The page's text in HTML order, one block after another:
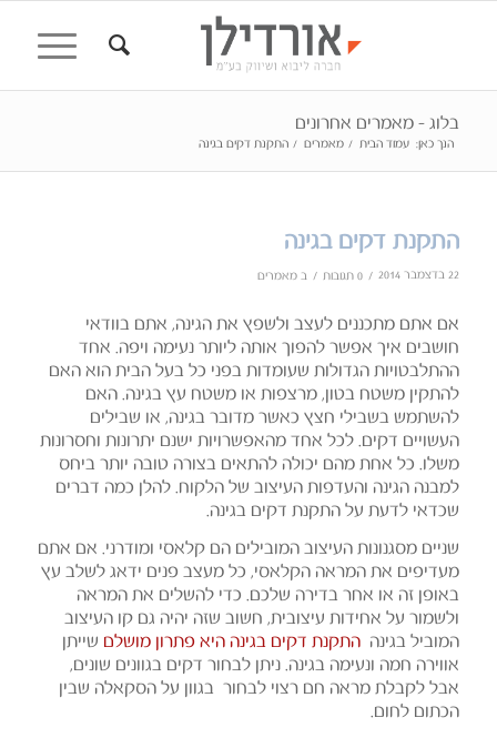
בלוג - מאמרים אחרונים
הנך כאן: עמוד הבית / מאמרים / התקנת דקים בגינה
התקנת דקים בגינה
22 בדצמבר 2014 / 0 תגובות / ב מאמרים
אם אתם מתכננים לעצב ולשפץ את הגינה, אתם בוודאי
חושבים איך אפשר להפוך אותה ליותר נעימה ויפה. אחד
ההתלבטויות הגדולות שעומדות בפני כל בעל הבית הוא האם
להתקין משטח בטון, מרצפות או משטח עץ בגינה. האם
להשתמש בשבילי חצץ כאשר מדובר בגינה, או שבילים
העשויים דקים. לכל אחד מהאפשרויות ישנם יתרונות וחסרונות
משלו. כל אחת מהם יכולה להתאים בצורה טובה יותר ביחס
למבנה הגינה והעדפות העיצוב של הלקוח. להלן כמה דברים
שכדאי לדעת על התקנת דקים בגינה.
שניים מסגנונות העיצוב המובילים הם קלאסי ומודרני. אם אתם
מעדיפים את המראה הקלאסי, כל מעצב פנים ידאג לשלב עץ
באופן זה או אחר בדירה שלכם. כדי להשלים את המראה
ולשמור על אחידות עיצובית, חשוב שזה יהיה גם קו העיצוב
המוביל בגינה התקנת דקים בגינה היא פתרון מושלם שייתן
אווירה חמה ונעימה בגינה. ניתן לבחור דקים בגוונים שונים,
אבל לקבלת מראה חם רצוי לבחור בגוון על הסקאלה שבין
הכתום לחום.